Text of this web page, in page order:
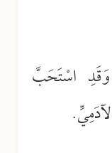
اسْتَحَبَّ